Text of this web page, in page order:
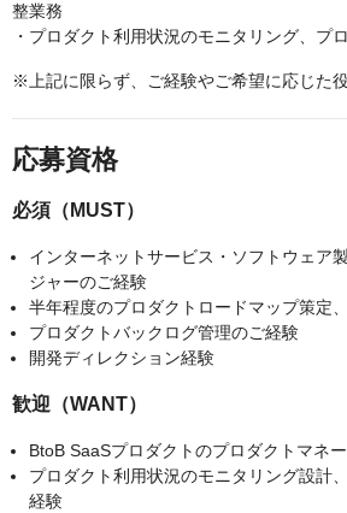
整業務
・プロダクト利用状況のモニタリング、プ
※上記に限らず、ご経験やご希望に応じた
応募資格
必須（MUST）
インターネットサービス・ソフトウェア
ジャーのご経験
半年程度のプロダクトロードマップ策定
プロダクトバックログ管理のご経験
開発ディレクション経験
歓迎（WANT）
BtoB SaaSプロダクトのプロダクトマネ
プロダクト利用状況のモニタリング設計
経験